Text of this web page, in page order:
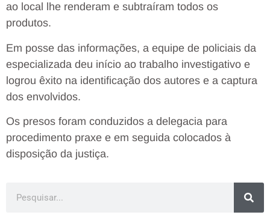
ao local lhe renderam e subtraíram todos os
produtos.
Em posse das informações, a equipe de policiais da
especializada deu início ao trabalho investigativo e
logrou êxito na identificação dos autores e a captura
dos envolvidos.
Os presos foram conduzidos a delegacia para
procedimento praxe e em seguida colocados à
disposição da justiça.